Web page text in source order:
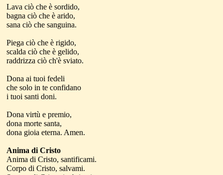
Lava ciò che è sordido,
bagna ciò che è arido,
sana ciò che sanguina.
Piega ciò che è rigido,
scalda ciò che è gelido,
raddrizza ciò ch'è sviato.
Dona ai tuoi fedeli
che solo in te confidano
i tuoi santi doni.
Dona virtù e premio,
dona morte santa,
dona gioia eterna. Amen.
Anima di Cristo
Anima di Cristo, santificami.
Corpo di Cristo, salvami.